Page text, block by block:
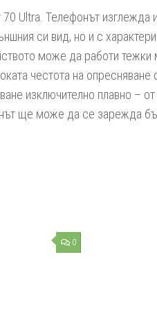
Ultra. Телефонът изглежда
си вид, но и с
може да работи тежки
честота на
изключително плавно –
ще може да се зарежда
0